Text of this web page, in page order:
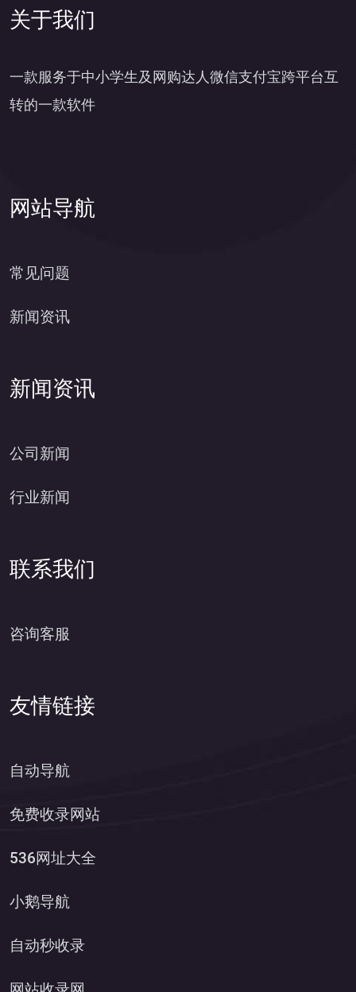
关于我们
一款服务于中小学生及网购达人微信支付宝跨平台互
转的一款软件
网站导航
常见问题
新闻资讯
新闻资讯
公司新闻
行业新闻
联系我们
咨询客服
友情链接
自动导航
免费收录网站
536网址大全
小鹅导航
自动秒收录